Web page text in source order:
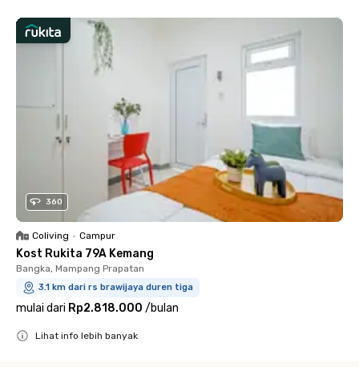
360
Coliving • Campur
Kost Rukita 79A Kemang
Bangka, Mampang Prapatan
3.1 km dari rs brawijaya duren tiga
mulai dari Rp2.818.000 /bulan
Lihat info lebih banyak